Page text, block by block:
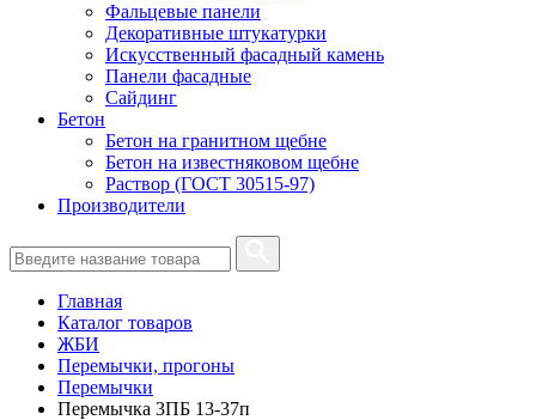
Фальцевые панели
Декоративные штукатурки
Искусственный фасадный камень
Панели фасадные
Сайдинг
Бетон
Бетон на гранитном щебне
Бетон на известняковом щебне
Раствор (ГОСТ 30515-97)
Производители
Главная
Каталог товаров
ЖБИ
Перемычки, прогоны
Перемычки
Перемычка 3ПБ 13-37п